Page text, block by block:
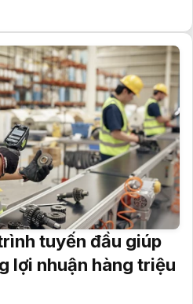
tuyến đầu giúp
lợi nhuận hàng triệu